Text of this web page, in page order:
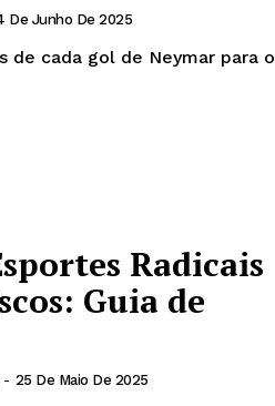
De Junho De 2025
de cada gol de Neymar para o
Radicais
Guia de
- 25 De Maio De 2025